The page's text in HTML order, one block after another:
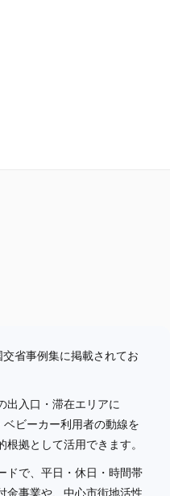
省事例集に掲載されてお
入口・滞在エリアに
ビーカー利用者の動線を
拠として活用できます。
で、平日・休日・時間帯
金事業や、中心市街地活性